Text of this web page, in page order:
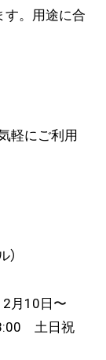
す。用途に合
軽にご利用
月10日〜
土日祝